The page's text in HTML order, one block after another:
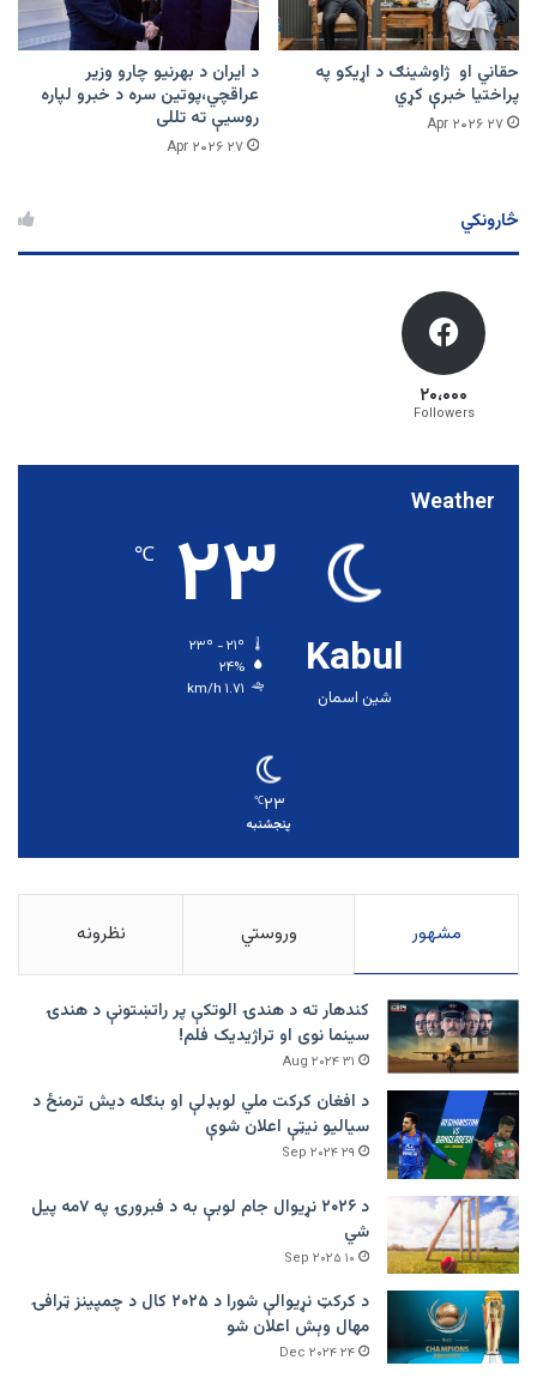
حقاني او ژاوشینګ د اړیکو په
پراختیا خبرې کړي
۲۷ Apr ۲۰۲۶
د ایران د بهرنیو چارو وزیر
عراقچي،پوتین سره د خبرو لپاره
روسیې ته تللی
۲۷ Apr ۲۰۲۶
څارونکي
۲۰،۰۰۰
Followers
Weather
Kabul
شین اسمان
۲۳ ℃
۲۴%
۱.۷۱ km/h
۲۳℃
پنجشنبه
مشهور وروستي نظرونه
کندهار ته د هندۍ الوتکې پر راتښتونې د هندۍ
سینما نوی او تراژيديک فلم!
۳۱ Aug ۲۰۲۴
د افغان کرکت ملي لوبډلې او بنګله دیش ترمنځ د
سیالیو نیټې اعلان شوې
۲۹ Sep ۲۰۲۴
د ۲۰۲۶ نړیوال جام لوبې به د فبرورۍ په ۷مه پیل
شي
۱۰ Sep ۲۰۲۵
د کرکټ نړیوالې شورا د ۲۰۲۵ کال د چمپینز ټرافۍ
مهال وېش اعلان شو
۲۴ Dec ۲۰۲۴